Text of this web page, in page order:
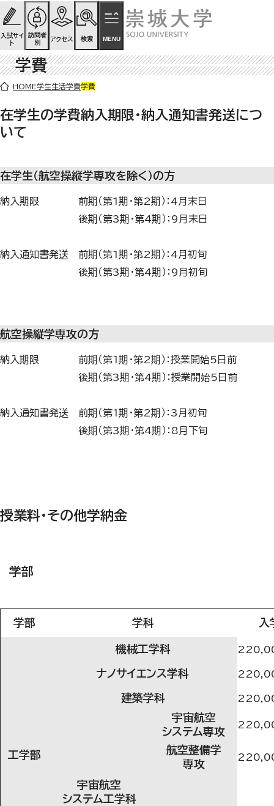
ページの先頭です
ページ内を移動するためのリンク
本文(c)へ
入試サイ
ト
訪問者
別
アクセス 検索 MENU
ここから本文です。
学費
HOME学生生活学費学費
在学生の学費納入期限・納入通知書発送につ
いて
在学生（航空操縦学専攻を除く）の方
納入期限 前期（第1期・第2期）：4月末日
後期（第3期・第4期）：9月末日
納入通知書発送 前期（第1期・第2期）：4月初旬
後期（第3期・第4期）：9月初旬
航空操縦学専攻の方
納入期限 前期（第1期・第2期）：授業開始5日前
後期（第3期・第4期）：授業開始5日前
納入通知書発送 前期（第1期・第2期）：3月初旬
後期（第3期・第4期）：8月下旬
授業料・その他学納金
学部
学部 学科 入
工学部
機械工学科
ナノサイエンス学科
建築学科
宇宙航空
システム工学科
宇宙航空
システム専攻
航空整備学
専攻